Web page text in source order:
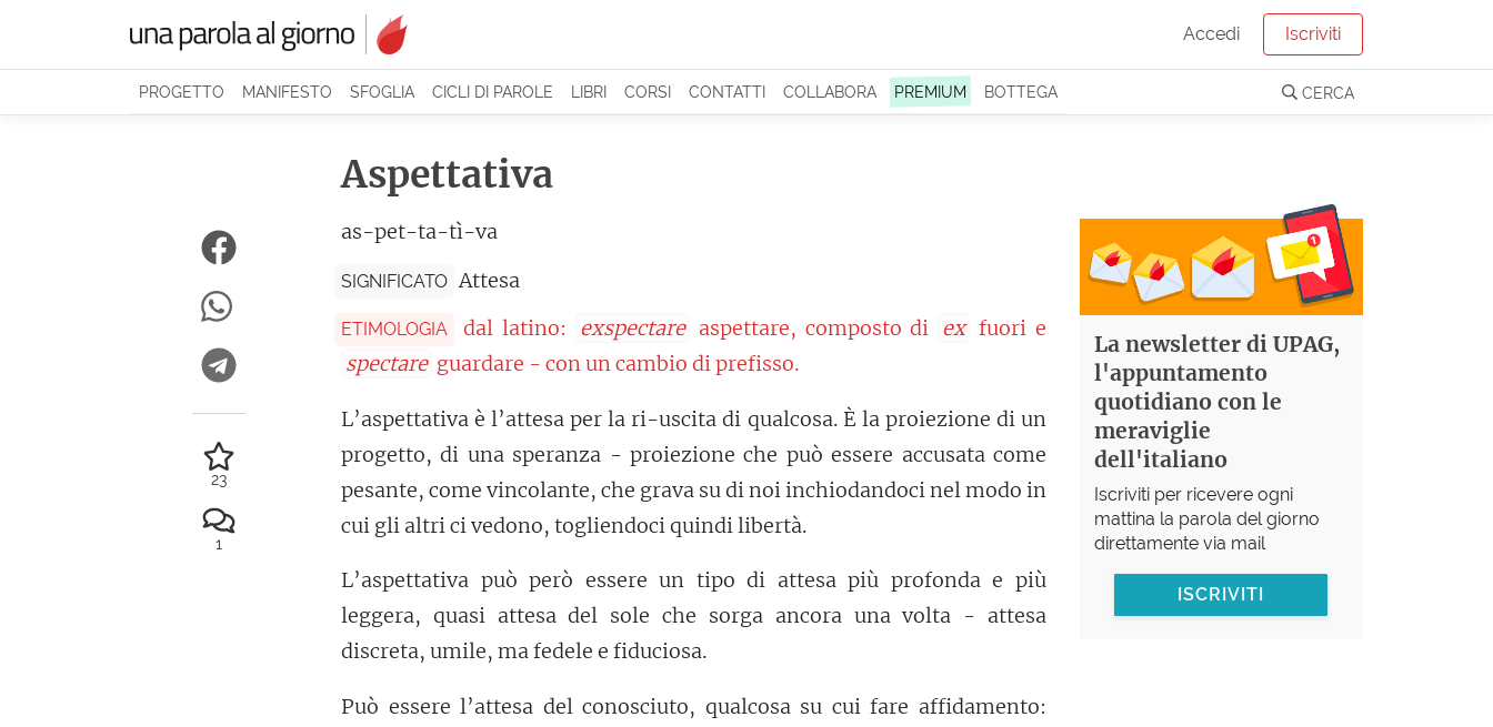
Accedi Iscriviti
PROGETTO MANIFESTO SFOGLIA CICLI DI PAROLE LIBRI CORSI CONTATTI COLLABORA PREMIUM BOTTEGA CERCA
Aspettativa
as-pet-ta-tì-va
SIGNIFICATO Attesa
ETIMOLOGIA dal latino: exspectare aspettare, composto di ex fuori e
spectare guardare - con un cambio di prefisso.
L’aspettativa è l’attesa per la ri-uscita di qualcosa. È la proiezione di un
progetto, di una speranza - proiezione che può essere accusata come
pesante, come vincolante, che grava su di noi inchiodandoci nel modo in
cui gli altri ci vedono, togliendoci quindi libertà.
L’aspettativa può però essere un tipo di attesa più profonda e più
leggera, quasi attesa del sole che sorga ancora una volta - attesa
discreta, umile, ma fedele e fiduciosa.
Può essere l’attesa del conosciuto, qualcosa su cui fare affidamento:
23
1
La newsletter di UPAG,
l'appuntamento
quotidiano con le
meraviglie
dell'italiano
Iscriviti per ricevere ogni
mattina la parola del giorno
direttamente via mail
ISCRIVITI